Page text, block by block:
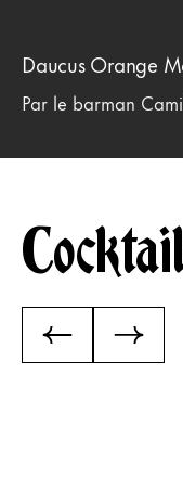
Daucus Orange
Par le barman